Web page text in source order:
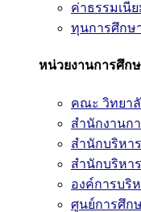
ค่าธรรมเนี
ทุนการศึกษ
หน่วยงานการศึก
คณะ วิทยา
สำนักงานก
สำนักบริหา
สำนักบริหา
องค์การบริ
ศูนย์การศึก